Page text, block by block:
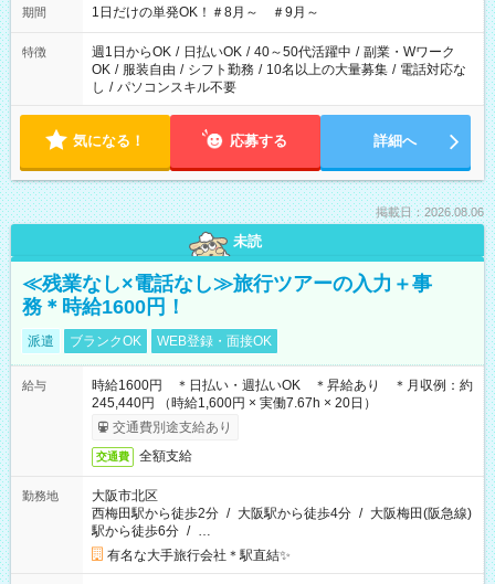
期間 1日だけの単発OK！＃8月～ ＃9月～
特徴 週1日からOK / 日払いOK / 40～50代活躍中 / 副業・Wワーク
OK / 服装自由 / シフト勤務 / 10名以上の大量募集 / 電話対応な
し / パソコンスキル不要
気になる！ 応募する 詳細へ
掲載日：2026.08.06
未読
≪残業なし×電話なし≫旅行ツアーの入力＋事
務＊時給1600円！
派遣 ブランクOK WEB登録・面接OK
給与
時給1600円 ＊日払い・週払いOK ＊昇給あり ＊月収例：約
245,440円 （時給1,600円 × 実働7.67h × 20日）
交通費別途支給あり
交通費 全額支給
勤務地
大阪市北区
西梅田駅から徒歩2分 / 大阪駅から徒歩4分 / 大阪梅田(阪急線)
駅から徒歩6分 / …
有名な大手旅行会社＊駅直結✨